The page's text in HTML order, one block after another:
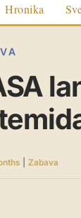
Hronika
Zabava